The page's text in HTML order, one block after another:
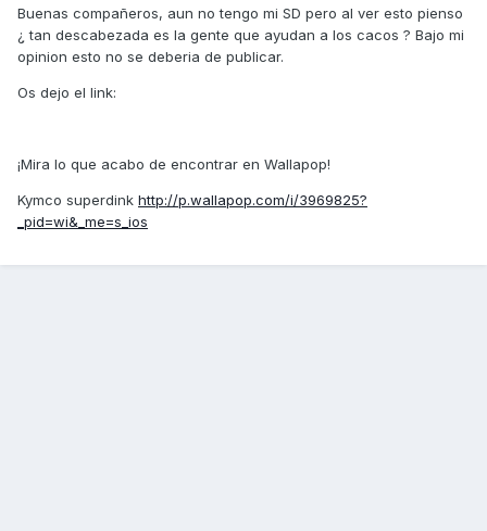
Buenas compañeros, aun no tengo mi SD pero al ver esto pienso
¿ tan descabezada es la gente que ayudan a los cacos ? Bajo mi
opinion esto no se deberia de publicar.
Os dejo el link:
¡Mira lo que acabo de encontrar en Wallapop!
Kymco superdink http://p.wallapop.com/i/3969825?
_pid=wi&_me=s_ios